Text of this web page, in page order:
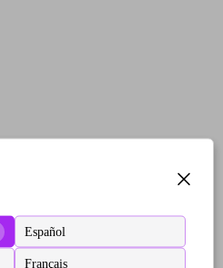
Español
Français